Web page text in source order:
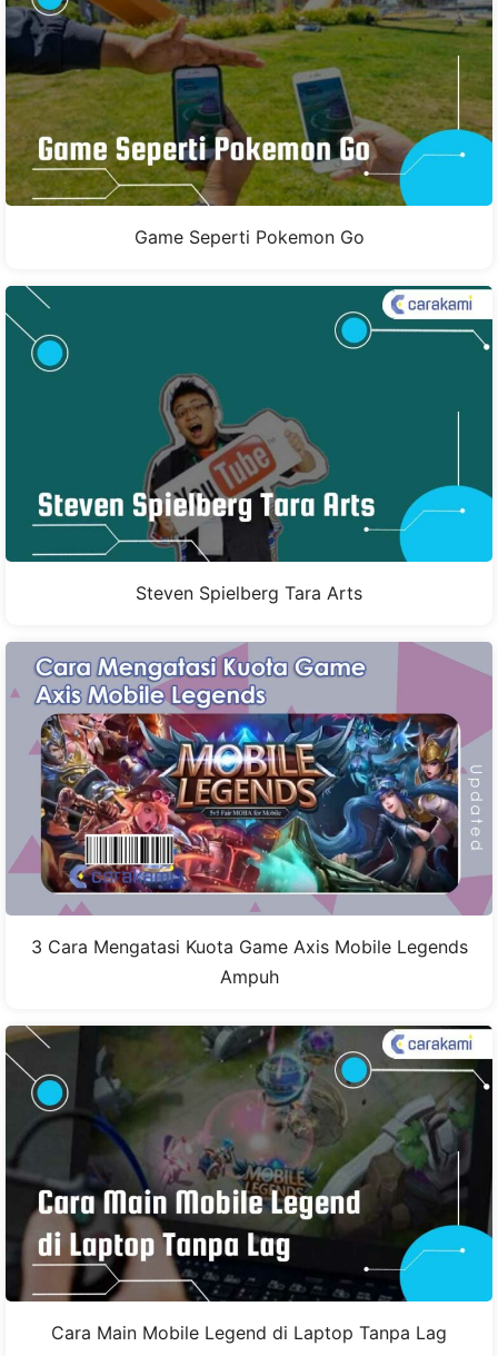
Game Seperti Pokemon Go
Steven Spielberg Tara Arts
3 Cara Mengatasi Kuota Game Axis Mobile Legends
Ampuh
Cara Main Mobile Legend di Laptop Tanpa Lag